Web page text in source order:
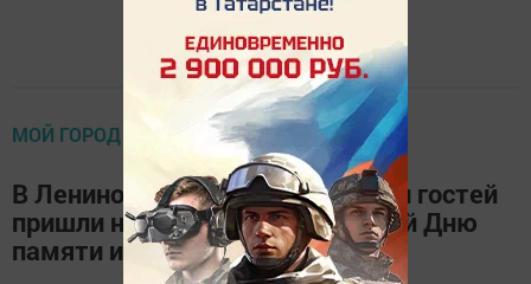
МОЙ ГОРОД
В Лениногорске сотни горожан и гостей
пришли на митинг, посвященный Дню
памяти и скорби